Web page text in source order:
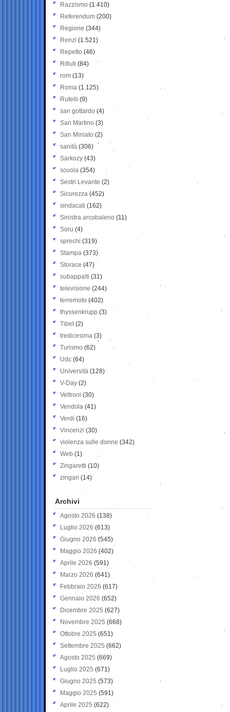
Razzismo (1.410)
Referendum (200)
Regione (344)
Renzi (1.521)
Repetto (46)
Rifiuti (84)
rom (13)
Roma (1.125)
Rutelli (9)
san gottardo (4)
San Martino (3)
San Miniato (2)
sanità (306)
Sarkozy (43)
scuola (354)
Sestri Levante (2)
Sicurezza (452)
sindacati (162)
Sinistra arcobaleno (11)
Soru (4)
sprechi (319)
Stampa (373)
Storace (47)
subappalti (31)
televisione(244)
terremoto (402)
thyssenkrupp (3)
Tibet(2)
tredicesima (3)
Turismo (62)
Udc (64)
Università (128)
V-Day (2)
Veltroni (30)
Vendola (41)
Verdi (16)
Vincenzi (30)
violenza sulle donne (342)
Web (1)
Zingaretti (10)
zingari (14)
Archivi
Agosto 2026 (138)
Luglio 2026 (613)
Giugno 2026 (545)
Maggio 2026 (402)
Aprile 2026 (591)
Marzo 2026 (641)
Febbraio 2026 (617)
Gennaio 2026 (652)
Dicembre 2025 (627)
Novembre 2025 (668)
Ottobre 2025 (651)
Settembre 2025 (662)
Agosto 2025 (669)
Luglio 2025 (671)
Giugno 2025 (573)
Maggio 2025 (591)
Aprile 2025 (622)